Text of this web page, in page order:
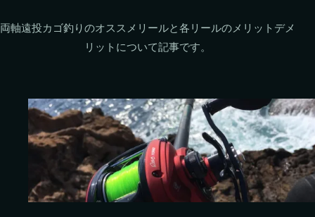
両軸遠投カゴ釣りのオススメリールと各リールのメリットデメ
リットについて記事です。